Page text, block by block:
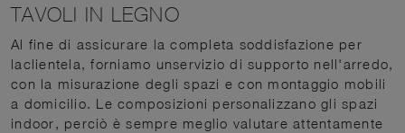
TAVOLI IN LEGNO
Al fine di assicurare la completa soddisfazione per
laclientela, forniamo unservizio di supporto nell'arredo,
con la misurazione degli spazi e con montaggio mobili
a domicilio. Le composizioni personalizzano gli spazi
indoor, perciò è sempre meglio valutare attentamente